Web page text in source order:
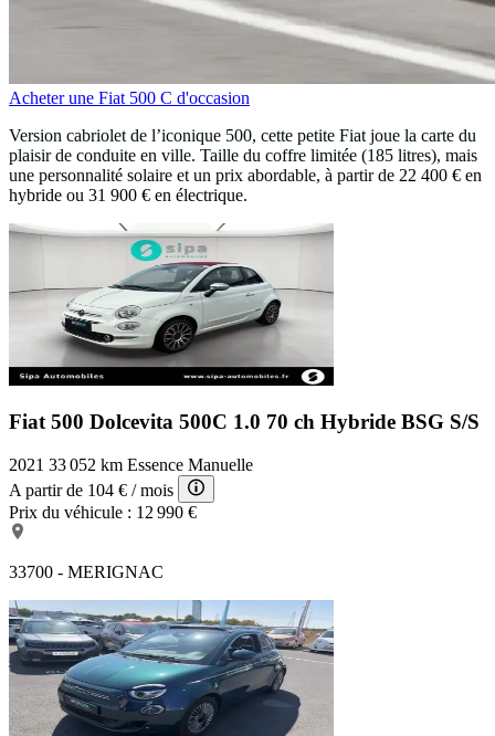
Acheter une Fiat 500 C d'occasion
Version cabriolet de l’iconique 500, cette petite Fiat joue la carte du
plaisir de conduite en ville. Taille du coffre limitée (185 litres), mais
une personnalité solaire et un prix abordable, à partir de 22 400 € en
hybride ou 31 900 € en électrique.
Fiat 500 Dolcevita 500C 1.0 70 ch Hybride BSG S/S
2021 33 052 km Essence Manuelle
A partir de 104 € / mois
Prix du véhicule : 12 990 €
33700 - MERIGNAC